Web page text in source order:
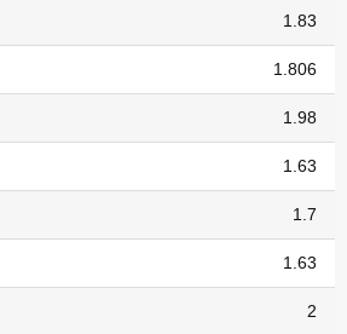
1.83
1.806
1.98
1.63
1.7
1.63
2